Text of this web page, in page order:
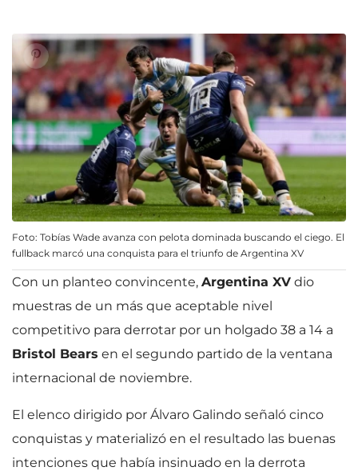
Foto: Tobías Wade avanza con pelota dominada buscando el ciego. El
fullback marcó una conquista para el triunfo de Argentina XV
Con un planteo convincente, Argentina XV dio
muestras de un más que aceptable nivel
competitivo para derrotar por un holgado 38 a 14 a
Bristol Bears en el segundo partido de la ventana
internacional de noviembre.
El elenco dirigido por Álvaro Galindo señaló cinco
conquistas y materializó en el resultado las buenas
intenciones que había insinuado en la derrota